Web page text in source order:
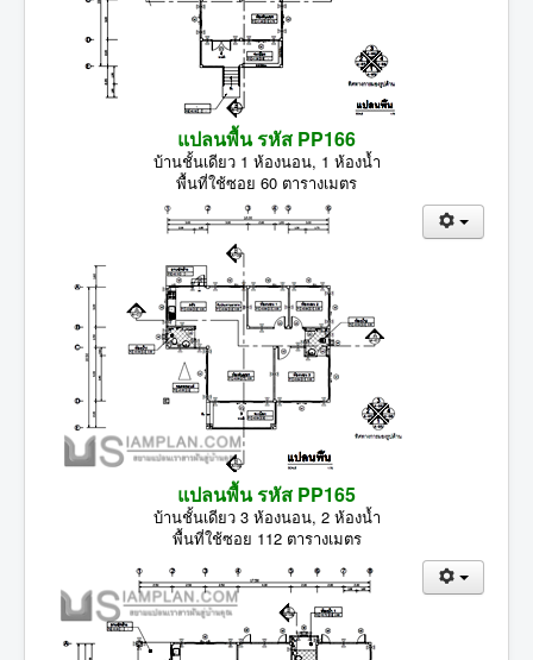
แปลนพื้น รหัส PP166
บ้านชั้นเดียว 1 ห้องนอน, 1 ห้องน้ำ
พื้นที่ใช้ซอย 60 ตารางเมตร
แปลนพื้น รหัส PP165
บ้านชั้นเดียว 3 ห้องนอน, 2 ห้องน้ำ
พื้นที่ใช้ซอย 112 ตารางเมตร